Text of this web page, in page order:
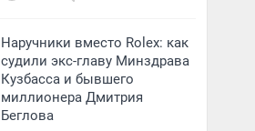
Наручники вместо Rolex: как
судили экс-главу Минздрава
Кузбасса и бывшего
миллионера Дмитрия
Беглова